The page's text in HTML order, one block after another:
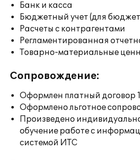
Банк и касса
Бюджетный учет (для
Расчеты с контрагентами
Регламентированная
Товарно-материальные
Сопровождение:
Оформлен платный договор
Оформлено льготное
Произведено
обучение работе с
системой ИТС